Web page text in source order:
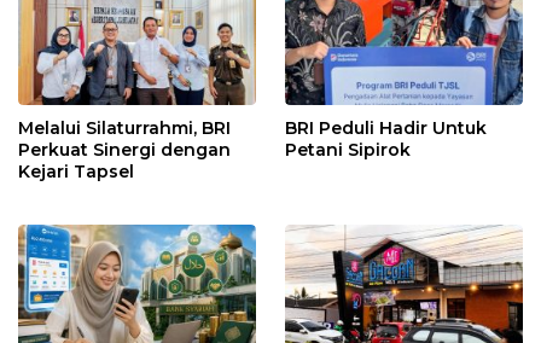
Melalui Silaturrahmi, BRI
Perkuat Sinergi dengan
Kejari Tapsel
BRI Peduli Hadir Untuk
Petani Sipirok